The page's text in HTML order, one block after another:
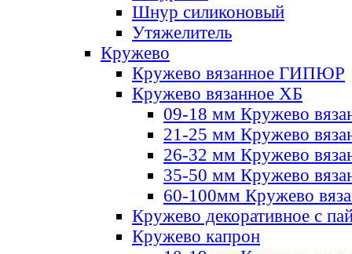
Шнур силиконовый
Утяжелитель
Кружево
Кружево вязанное ГИПЮР
Кружево вязанное ХБ
09-18 мм Кружево
21-25 мм Кружево
26-32 мм Кружево
35-50 мм Кружево
60-100мм Кружево
Кружево декоративное с
Кружево капрон